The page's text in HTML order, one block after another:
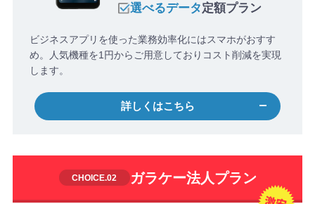
選べるデータ定額プラン
ビジネスアプリを使った業務効率化にはスマホがおすす
め。
人気機種を1円からご用意しておりコスト削減を実現
します。
詳しくはこちら
ガラケー法人プラン